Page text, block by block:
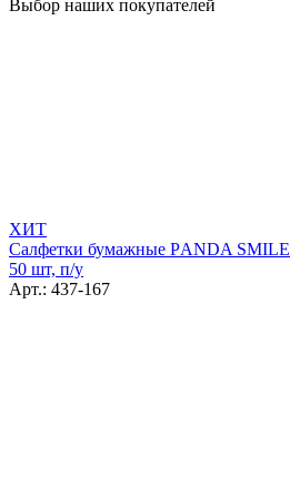
Выбор наших покупателей
ХИТ
Салфетки бумажные РANDA
50 шт, п/у
Арт.: 437-167